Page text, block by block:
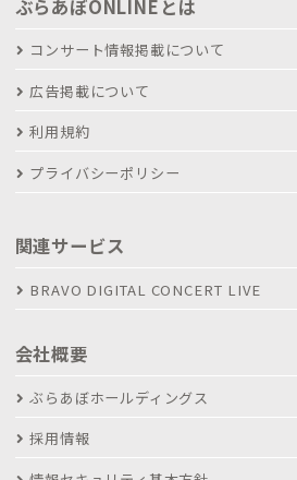
ぶらあぼONLINEとは
コンサート情報掲載について
広告掲載について
利用規約
プライバシーポリシー
関連サービス
BRAVO DIGITAL CONCERT LIVE
会社概要
ぶらあぼホールディングス
採用情報